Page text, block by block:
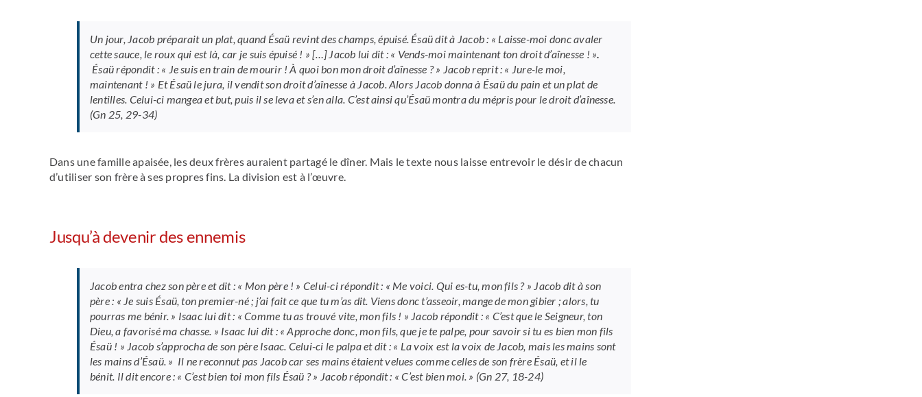
Un jour, Jacob préparait un plat, quand Ésaü revint des champs, épuisé. Ésaü dit à Jacob : « Laisse-moi donc avaler
cette sauce, le roux qui est là, car je suis épuisé ! » […] Jacob lui dit : « Vends-moi maintenant ton droit d’aînesse ! ».
Ésaü répondit : « Je suis en train de mourir ! À quoi bon mon droit d’aînesse ? » Jacob reprit : « Jure-le moi,
maintenant ! » Et Ésaü le jura, il vendit son droit d’aînesse à Jacob. Alors Jacob donna à Ésaü du pain et un plat de
lentilles. Celui-ci mangea et but, puis il se leva et s’en alla. C’est ainsi qu’Ésaü montra du mépris pour le droit d’aînesse.
(Gn 25, 29-34)
Dans une famille apaisée, les deux frères auraient partagé le dîner. Mais le texte nous laisse entrevoir le désir de chacun
d’utiliser son frère à ses propres fins. La division est à l’œuvre.
Jusqu’à devenir des ennemis
Jacob entra chez son père et dit : « Mon père ! » Celui-ci répondit : « Me voici. Qui es-tu, mon fils ? » Jacob dit à son
père : « Je suis Ésaü, ton premier-né ; j’ai fait ce que tu m’as dit. Viens donc t’asseoir, mange de mon gibier ; alors, tu
pourras me bénir. » Isaac lui dit : « Comme tu as trouvé vite, mon fils ! » Jacob répondit : « C’est que le Seigneur, ton
Dieu, a favorisé ma chasse. » Isaac lui dit : « Approche donc, mon fils, que je te palpe, pour savoir si tu es bien mon fils
Ésaü ! » Jacob s’approcha de son père Isaac. Celui-ci le palpa et dit : « La voix est la voix de Jacob, mais les mains sont
les mains d’Ésaü. » Il ne reconnut pas Jacob car ses mains étaient velues comme celles de son frère Ésaü, et il le
bénit. Il dit encore : « C’est bien toi mon fils Ésaü ? » Jacob répondit : « C’est bien moi. » (Gn 27, 18-24)